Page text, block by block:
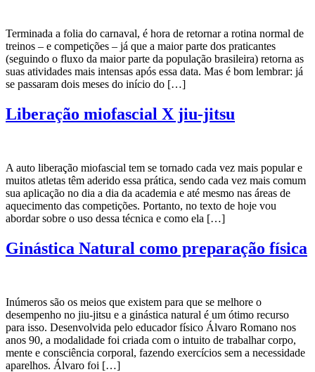
Terminada a folia do carnaval, é hora de retornar a rotina normal de
treinos – e competições – já que a maior parte dos praticantes
(seguindo o fluxo da maior parte da população brasileira) retorna as
suas atividades mais intensas após essa data. Mas é bom lembrar: já
se passaram dois meses do início do […]
Liberação miofascial X jiu-jitsu
A auto liberação miofascial tem se tornado cada vez mais popular e
muitos atletas têm aderido essa prática, sendo cada vez mais comum
sua aplicação no dia a dia da academia e até mesmo nas áreas de
aquecimento das competições. Portanto, no texto de hoje vou
abordar sobre o uso dessa técnica e como ela […]
Ginástica Natural como preparação física
Inúmeros são os meios que existem para que se melhore o
desempenho no jiu-jitsu e a ginástica natural é um ótimo recurso
para isso. Desenvolvida pelo educador físico Álvaro Romano nos
anos 90, a modalidade foi criada com o intuito de trabalhar corpo,
mente e consciência corporal, fazendo exercícios sem a necessidade
aparelhos. Álvaro foi […]